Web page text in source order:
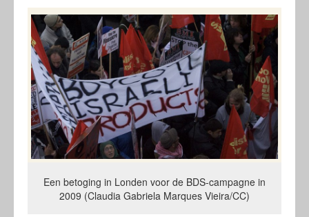
Een betoging in Londen voor de BDS-campagne in
2009 (Claudia Gabriela Marques Vieira/CC)